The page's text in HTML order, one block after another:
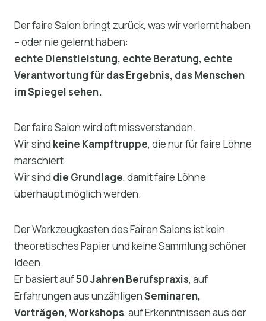
Der faire Salon bringt zurück, was wir verlernt haben
– oder nie gelernt haben:
echte Dienstleistung, echte Beratung, echte
Verantwortung für das Ergebnis, das Menschen
im Spiegel sehen.
Der faire Salon wird oft missverstanden.
Wir sind keine Kampftruppe, die nur für faire Löhne
marschiert.
Wir sind die Grundlage, damit faire Löhne
überhaupt möglich werden.
Der Werkzeugkasten des Fairen Salons ist kein
theoretisches Papier und keine Sammlung schöner
Ideen.
Er basiert auf50 Jahren Berufspraxis, auf
Erfahrungen aus unzähligenSeminaren,
Vorträgen, Workshops, auf Erkenntnissen aus der